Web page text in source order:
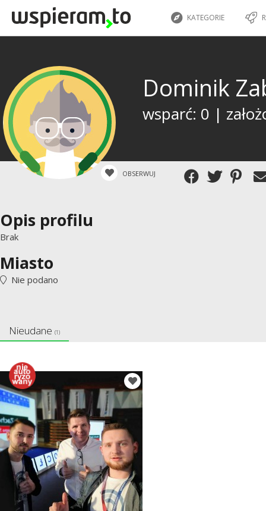
KATEGORIE
Dominik
wsparć: 0 |
OBSERWUJ
Opis profilu
Brak
Miasto
Nie podano
Nieudane (1)